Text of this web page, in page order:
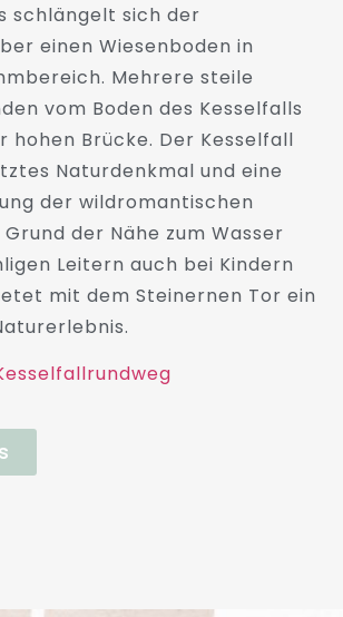
schlängelt sich der
einen Wiesenboden in
Mehrere steile
vom Boden des Kesselfalls
hohen Brücke. Der Kesselfall
Naturdenkmal und eine
der wildromantischen
der Nähe zum Wasser
Leitern auch bei Kindern
mit dem Steinernen Tor ein